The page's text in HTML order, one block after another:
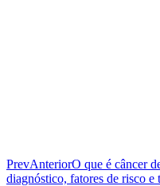
PrevAnteriorO que é câncer
diagnóstico, fatores de risco e